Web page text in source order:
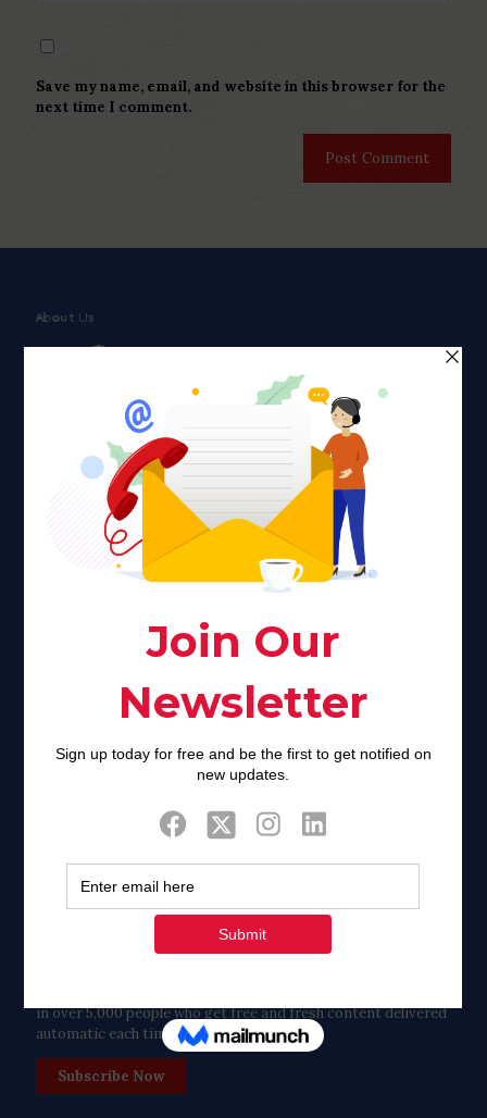
Save my name, email, and website in this browser for the
next time I comment.
About Us
Faith plays a major role in the lives of many Americans. Many
find faith to be a connection to a spiritual being, deity or
creator. Unfortunately for many Americans living with HIV,
faith communities can turn from a place of refuge to a source
of stigma and turmoil.
Twitter
Tweets by FaithAIDSDay
in over 5,000 people who get free and fresh content delivered
automatic each time we publish.
Subscribe Now